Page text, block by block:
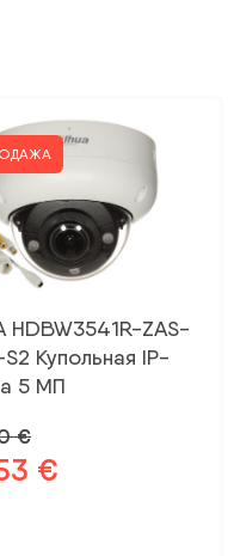
HDBW3541R-ZAS-
Купольная IP-
5 МП
€
€